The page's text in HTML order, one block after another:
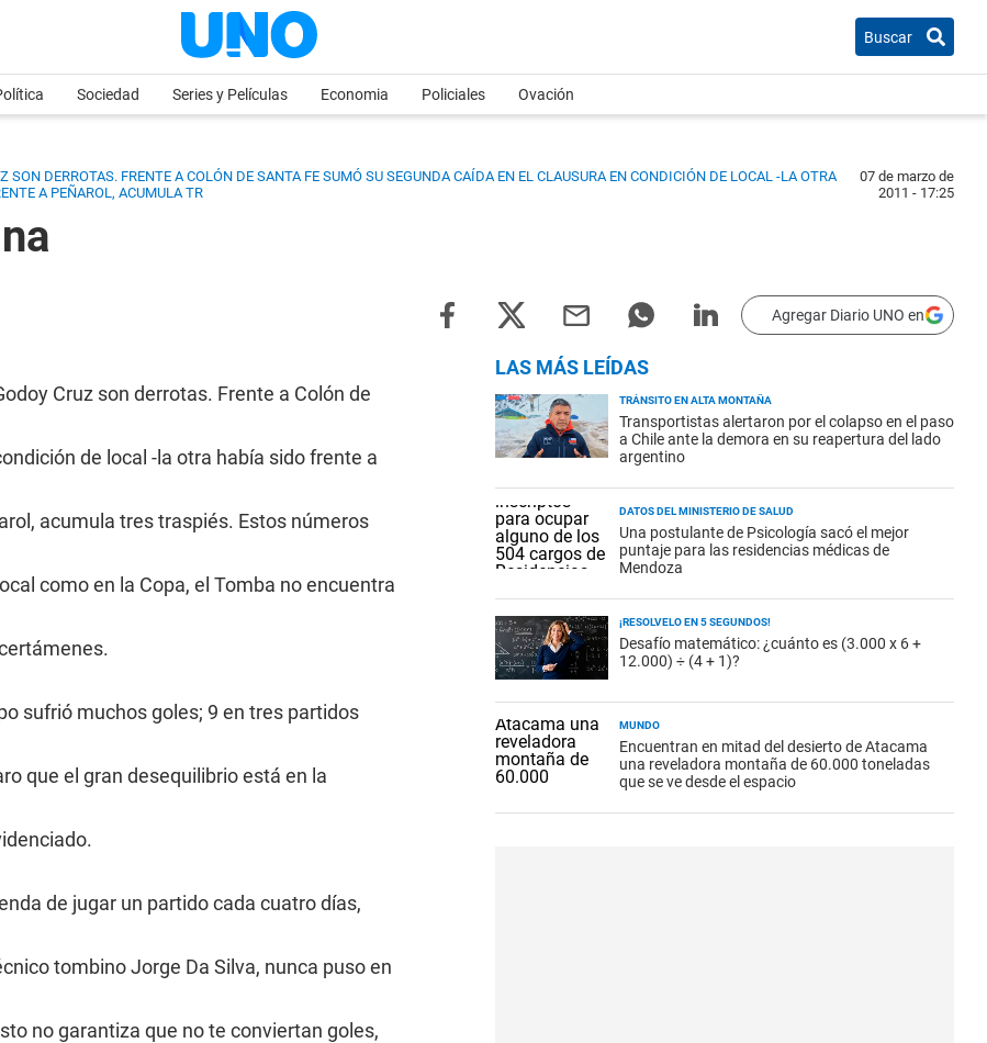
Buscar
Sociedad Series y Películas Economia Policiales Ovación
DERROTAS. FRENTE A COLÓN DE SANTA FE SUMÓ SU SEGUNDA CAÍDA EN EL CLAUSURA EN CONDICIÓN DE LOCAL -LA OTRA
A PEÑAROL, ACUMULA TR
07 de marzo de
2011 - 17:25
Agregar Diario UNO en
Cruz son derrotas. Frente a Colón de
de local -la otra había sido frente a
acumula tres traspiés. Estos números
como en la Copa, el Tomba no encuentra
sufrió muchos goles; 9 en tres partidos
que el gran desequilibrio está en la
de jugar un partido cada cuatro días,
tombino Jorge Da Silva, nunca puso en
no garantiza que no te conviertan goles,
LAS MÁS LEÍDAS
TRÁNSITO EN ALTA MONTAÑA
Transportistas alertaron por el colapso en el paso
a Chile ante la demora en su reapertura del lado
argentino
DATOS DEL MINISTERIO DE SALUD
Una postulante de Psicología sacó el mejor
puntaje para las residencias médicas de
Mendoza
¡RESOLVELO EN 5 SEGUNDOS!
Desafío matemático: ¿cuánto es (3.000 x 6 +
12.000) ÷ (4 + 1)?
MUNDO
Encuentran en mitad del desierto de Atacama
una reveladora montaña de 60.000 toneladas
que se ve desde el espacio